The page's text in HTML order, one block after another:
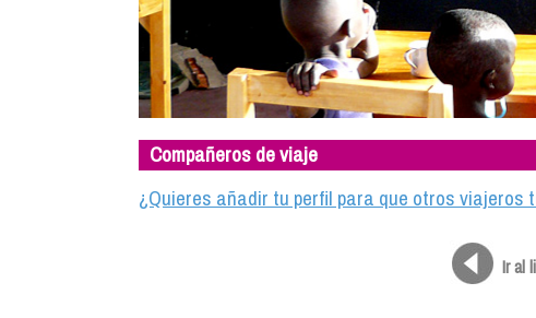
Compañeros de viaje
¿Quieres añadir tu perfil para que otros viajeros
Ir al